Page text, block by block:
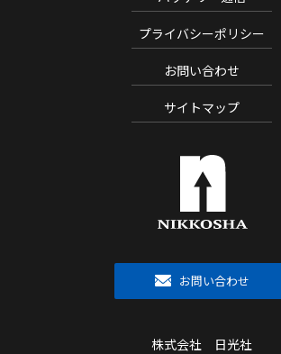
お問い合わせ
株式会社 日光社
プライバシーポリシー
お問い合わせ
サイトマップ